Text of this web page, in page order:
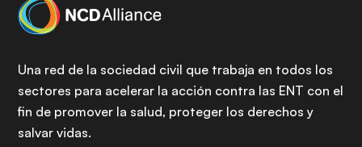
Una red de la sociedad civil que trabaja en todos los
sectores para acelerar la acción contra las ENT con el
fin de promover la salud, proteger los derechos y
salvar vidas.